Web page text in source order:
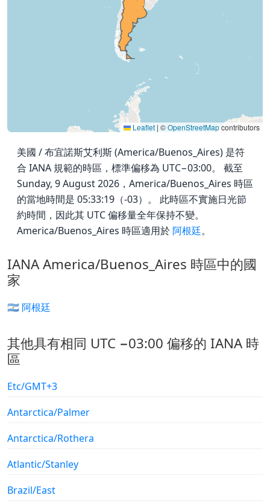
Leaflet | ©OpenStreetMapcontributors
美國 / 布宜諾斯艾利斯 (America/Buenos_Aires) 是符
合 IANA 規範的時區，標準偏移為 UTC−03:00。 截至
Sunday, 9 August 2026，America/Buenos_Aires 時區
的當地時間是 05:33:19（-03）。 此時區不實施日光節
約時間，因此其 UTC 偏移量全年保持不變。
America/Buenos_Aires 時區適用於 阿根廷。
IANA America/Buenos_Aires 時區中的國
家
🇦🇷 阿根廷
其他具有相同 UTC −03:00 偏移的 IANA 時
區
Etc/GMT+3
Antarctica/Palmer
Antarctica/Rothera
Atlantic/Stanley
Brazil/East